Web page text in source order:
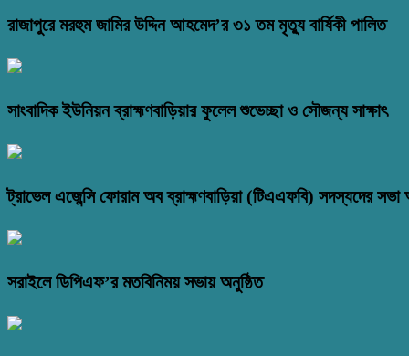
রাজাপুরে মরহুম জামির উদ্দিন আহমেদ’র ৩১ তম মৃত্যু বার্ষিকী পালিত
সাংবাদিক ইউনিয়ন ব্রাহ্মণবাড়িয়ার ফুলেল শুভেচ্ছা ও সৌজন্য সাক্ষাৎ
ট্রাভেল এজেন্সি ফোরাম অব ব্রাহ্মণবাড়িয়া (টিএএফবি) সদস্যদের সভা
সরাইলে ডিপিএফ’র মতবিনিময় সভায় অনুষ্ঠিত